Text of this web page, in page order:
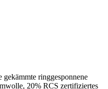
gekämmte ringgesponnene
20% RCS zertifiziertes